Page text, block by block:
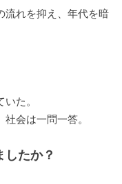
流れを抑え、年代を暗
た。
会は一問一答。
したか？